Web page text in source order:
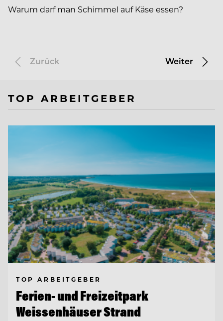
Warum darf man Schimmel auf Käse essen?
Zurück Weiter
TOP ARBEITGEBER
TOP ARBEITGEBER
Ferien- und Freizeitpark
Weissenhäuser Strand